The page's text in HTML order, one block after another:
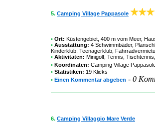
5. Camping Village Pappasole
• Ort: Küstengebiet, 400 m vom Meer,
• Ausstattung: 4 Schwimmbäder,
Kinderklub, Teenagerklub,
• Aktivitäten: Minigolf, Tennis,
• Koordinaten: Camping Village
• Statistiken: 19 Klicks
• Einen Kommentar abgeben - 0
6. Camping Villaggio Mare Verde